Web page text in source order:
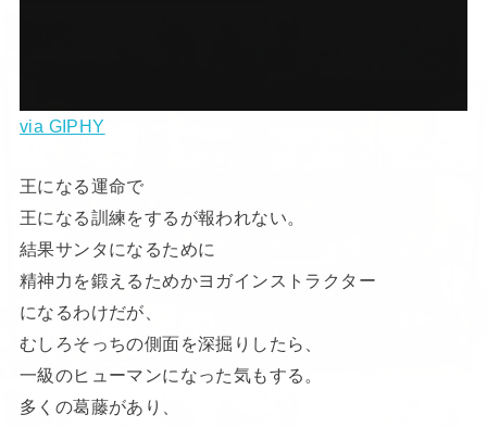
via GIPHY
王になる運命で
王になる訓練をするが報われない。
結果サンタになるために
精神力を鍛えるためかヨガインストラクター
になるわけだが、
むしろそっちの側面を深掘りしたら、
一級のヒューマンになった気もする。
多くの葛藤があり、